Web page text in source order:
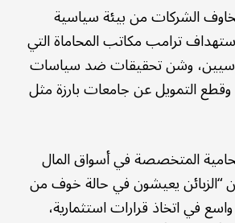
الشركات من بيئة سياسية
ترامب مكاتب المحاماة التي
وشن تحقيقات ضد سياسات
التمويل عن جامعات بارزة مثل
المتخصصة في أسواق المال
“الزبائن يعيشون في حالة خوف من
في اتخاذ قرارات استثمارية،